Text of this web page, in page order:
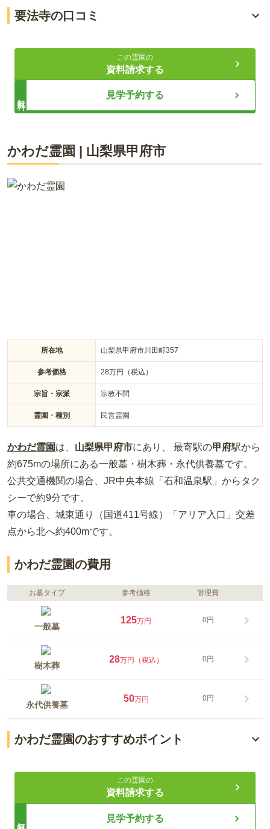
武田信玄の次男にゆかりの寺院
永代供養墓と一般墓地の案内
ライフドット編集部
のために開創された日蓮宗のお寺です。JR「甲府駅」から車で
約5分の好立地にあり、閑静な住宅街に位置しています。境内
には一般墓地と永代供養墓があり、どなたでも安心して利用で
きます。お墓や葬儀、法要についての相談も可能です。甲府市
要法寺の口コミ
60代・女性
ＪＲの駅からバスで１０分ぐらいのようです。私は歩いて行
きました。歩くと１８分くらいです。駐車場も広いので自家
口コミをすべて見る（
この霊園の
資料請求する
見学予約する
かわだ霊園 山梨県甲府市
所在地 山梨県甲府市川田町357
参考価格 28万円（税込）
宗旨・宗派 宗教不問
霊園・種別 民営霊園
かわだ霊園は、 山梨県甲府市にあり、 最寄駅の甲府駅から
約675mの場所にある一般墓・樹木葬・永代供養墓です。
公共交通機関の場合 、JR中央本線「石和温泉駅」からタク
シーで約9分です。
車の場合 、城東通り（国道411号線）「アリア入口」交差
点から北へ約400mです。
かわだ霊園の費用
お墓タイプ 参考価格 管理費
一般墓
125万円 0円
樹木葬
28万円（税込） 0円
永代供養墓
50万円 0円
かわだ霊園のおすすめポイント
宗教不問で誰でも利用可能
永代供養で安心の供養方法
継承者不要で後世も安心
この霊園の
資料請求する
見学予約する